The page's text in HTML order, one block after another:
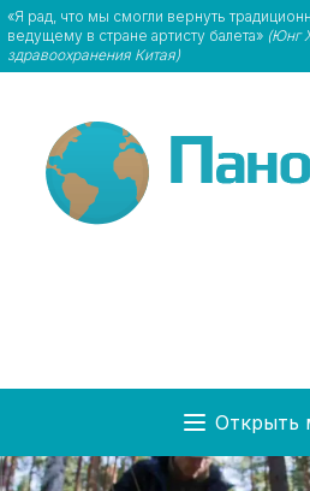
«Я рад, что мы смогли вернуть
ведущему в стране артисту балета» (Юнг
здравоохранения Китая)
Открыть